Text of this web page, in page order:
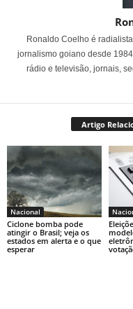
Ronaldo Coelho é
jornalismo goiano desde
rádio e televisão, jornais,
Artigo
Nacional
Ciclone bomba pode
atingir o Brasil; veja os
estados em alerta e o que
esperar